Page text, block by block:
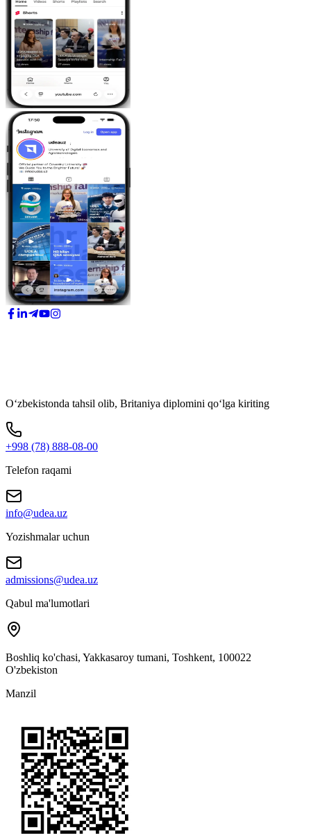
O‘zbekistonda tahsil olib, Britaniya diplomini qo‘lga kiriting
+998 (78) 888-08-00
Telefon raqami
info@udea.uz
Yozishmalar uchun
admissions@udea.uz
Qabul ma'lumotlari
Boshliq ko'chasi, Yakkasaroy tumani, Toshkent, 100022
O'zbekiston
Manzil